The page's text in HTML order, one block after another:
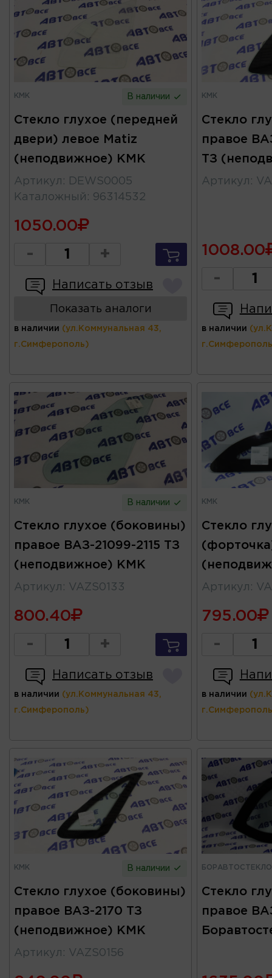
КМК В наличии
Стекло глухое (передней
двери) левое Matiz
(неподвижное) КМК
Артикул :
DEWS0005
Каталожный : 96314532
1050.00
- +
Написать отзыв
Показать аналоги
в наличии (ул.Коммунальная 43,
г.Симферополь)
КМК
Стекло
правое
ТЗ
Артикул :
1008.00
-
в наличии
КМК В наличии
Стекло глухое (боковины)
правое ВАЗ-21099-2115 ТЗ
(неподвижное) КМК
Артикул : VAZS0133
800.40
- +
Написать отзыв
в наличии (ул.Коммунальная 43,
г.Симферополь)
КМК
Стекло
Артикул :
795.00
-
в наличии
КМК В наличии
Стекло глухое (боковины)
правое ВАЗ-2170 ТЗ
(неподвижное) КМК
Артикул : VAZS0156
БОРАВТОСТЕКЛО
Стекло
правое